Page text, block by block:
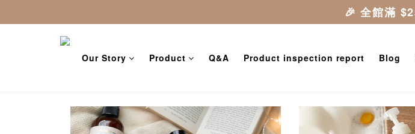
Our Story Product Q&A Product inspection report Blog